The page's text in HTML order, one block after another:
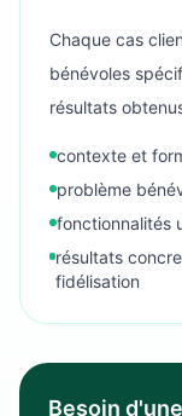
Chaque cas
bénévoles
résultats
contexte et
problème
fonctionnalités
résultats
fidélisation
Besoin